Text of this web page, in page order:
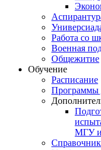
Работа со
Военная
Общежитие
Обучение
Расписание
Программы
МГУ
Справочник